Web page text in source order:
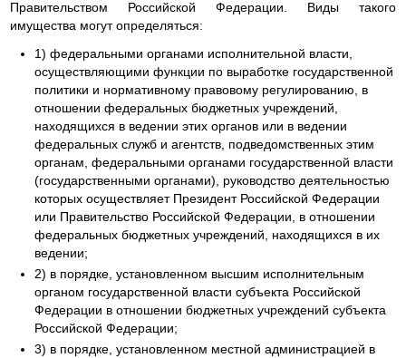
Правительством Российской Федерации. Виды такого
имущества могут определяться:
1) федеральными органами исполнительной власти,
осуществляющими функции по выработке государственной
политики и нормативному правовому регулированию, в
отношении федеральных бюджетных учреждений,
находящихся в ведении этих органов или в ведении
федеральных служб и агентств, подведомственных этим
органам, федеральными органами государственной власти
(государственными органами), руководство деятельностью
которых осуществляет Президент Российской Федерации
или Правительство Российской Федерации, в отношении
федеральных бюджетных учреждений, находящихся в их
ведении;
2) в порядке, установленном высшим исполнительным
органом государственной власти субъекта Российской
Федерации в отношении бюджетных учреждений субъекта
Российской Федерации;
3) в порядке, установленном местной администрацией в